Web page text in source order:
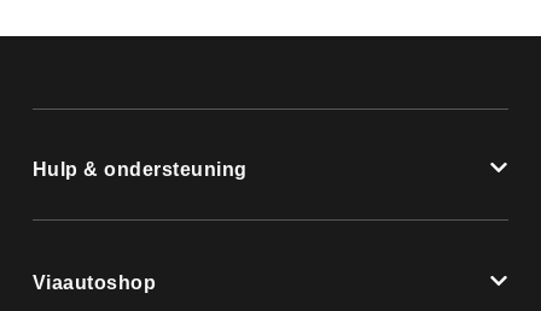
Hulp & ondersteuning
Viaautoshop